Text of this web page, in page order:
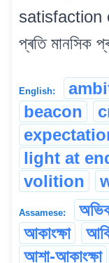
satisfaction
প্ৰতি মানসিক
English:
beacon
light at
volition
Assamese:
আকাংক্ষা
আশা-আকাংক্ষা